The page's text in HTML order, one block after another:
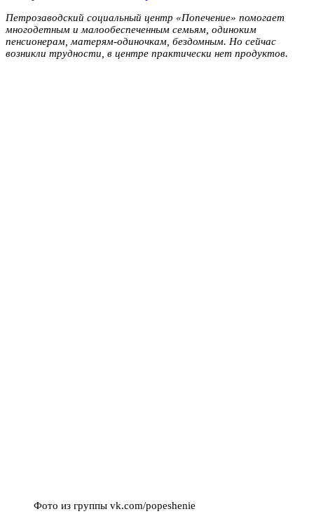
Петрозаводский социальный центр «Попечение» помогает
многодетным и малообеспеченным семьям, одиноким
пенсионерам, матерям-одиночкам, бездомным. Но сейчас
возникли трудности, в центре практически нет продуктов.
Фото из группы vk.com/popeshenie